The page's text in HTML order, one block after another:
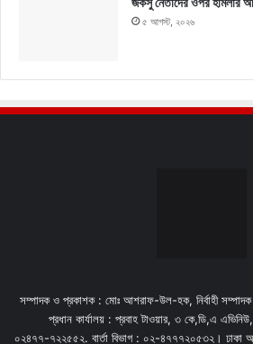
৫ আগস্ট, ২০২৬
সম্পাদক ও প্রকাশক : মোঃ আশরাফ-উল-হক, নির্বাহী
প্রধান কার্যালয় : প্রবাহ টাওয়ার, ৩ কে,ডি,এ
০২৪৭৭-৭২২৫৫২. বার্তা বিভাগ : ০২-৪৭৭৭২০৫৩২।